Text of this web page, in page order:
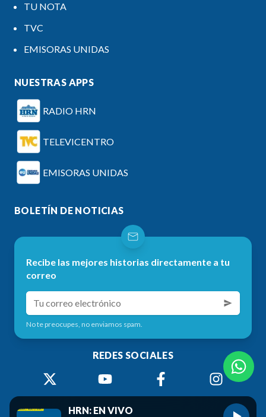
TU NOTA
TVC
EMISORAS UNIDAS
NUESTRAS APPS
RADIO HRN
TELEVICENTRO
EMISORAS UNIDAS
BOLETÍN DE NOTICIAS
Recibe las mejores historias directamente a tu
correo
No te preocupes, no enviamos spam.
REDES SOCIALES
HRN: EN VIVO